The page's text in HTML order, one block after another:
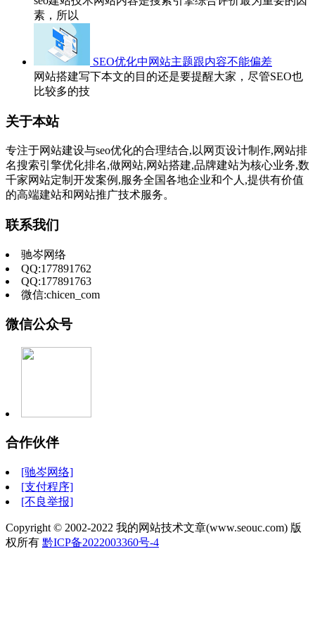
素，所以
SEO优化中网站主题跟内容不能偏差
网站搭建写下本文的目的还是要提醒大家，尽管SEO也
比较多的技
关于本站
专注于网站建设与seo优化的合理结合,以网页设计制作,网站排
名搜索引擎优化排名,做网站,网站搭建,品牌建站为核心业务,数
千家网站定制开发案例,服务全国各地企业和个人,提供有价值
的高端建站和网站推广技术服务。
联系我们
驰岑网络
QQ:177891762
QQ:177891763
微信:chicen_com
微信公众号
合作伙伴
[驰岑网络]
[支付程序]
[不良举报]
Copyright © 2002-2022 我的网站技术文章(www.seouc.com) 版
权所有 黔ICP备2022003360号-4